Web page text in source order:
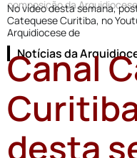
composição da Arquidiocese
No vídeo desta semana,
Catequese Curitiba, no
Arquidiocese de
Notícias da
Canal
desta